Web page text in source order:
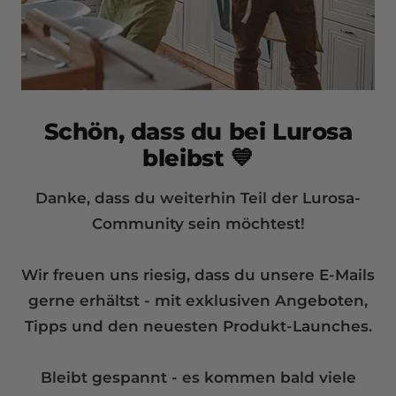
Schön, dass du bei Lurosa
bleibst 💙
Danke, dass du weiterhin Teil der Lurosa-
Community sein möchtest!
Wir freuen uns riesig, dass du unsere E-Mails
gerne erhältst - mit exklusiven Angeboten,
Tipps und den neuesten Produkt-Launches.
Bleibt gespannt - es kommen bald viele